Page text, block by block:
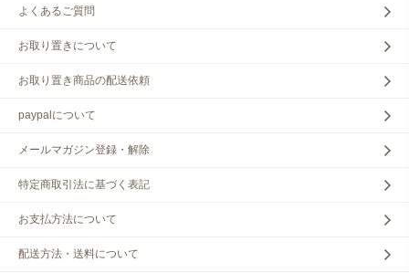
よくあるご質問
お取り置きについて
お取り置き商品の配送依頼
paypalについて
メールマガジン登録・解除
特定商取引法に基づく表記
お支払方法について
配送方法・送料について